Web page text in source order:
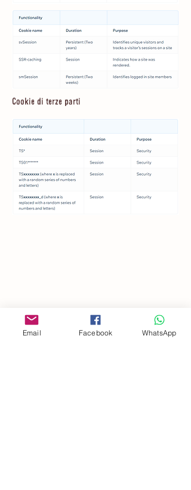
Cookie di terze parti
Email Facebook WhatsApp